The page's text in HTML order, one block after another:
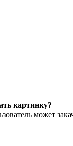
картинку?
может